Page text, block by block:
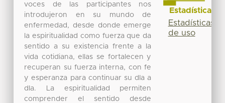
voces de las participantes nos
introdujeron en su mundo de
enfermedad, desde donde emerge
la espiritualidad como fuerza que da
sentido a su existencia frente a la
vida cotidiana, ellas se fortalecen y
recuperan su fuerza interna, con fe
y esperanza para continuar su dIa a
dIa. La espiritualidad permiten
comprender el sentido desde
Estadísticas
Estadísticas
de uso